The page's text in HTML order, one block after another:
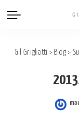
Gil Grigliatti > Blog >